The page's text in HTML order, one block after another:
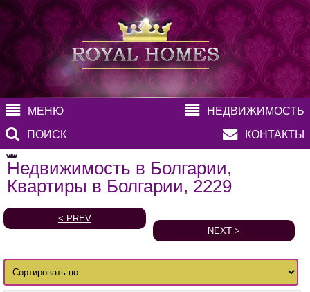
МЕНЮ
НЕДВИЖИМОСТЬ
ПОИСК
КОНТАКТЫ
Недвижимость в Болгарии,
Квартиры в Болгарии, 2229
< PREV
NEXT >